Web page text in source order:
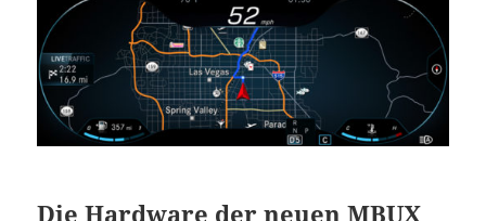
Die Hardware der neuen MBUX